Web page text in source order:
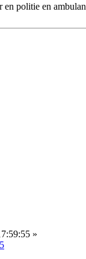
politie en
»